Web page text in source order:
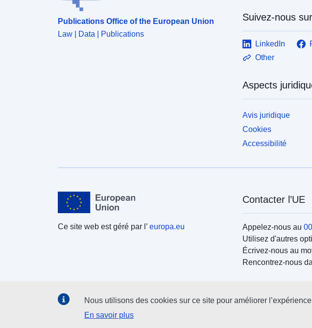
Publications Office of the European Union
Law | Data | Publications
Suivez-nous sur
LinkedIn
Other
Aspects
Avis juridique
Cookies
Accessibilité
Ce site web est géré par l’ europa.eu
Contacter l’UE
Appelez-nous au
Utilisez d'autres
Écrivez-nous au
Rencontrez-nous
Nous utilisons des cookies sur ce site pour améliorer
En savoir plus